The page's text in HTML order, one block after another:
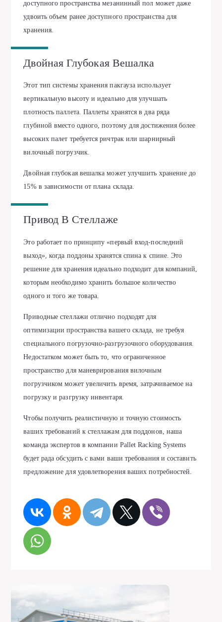
доступного пространства мезанинный пол может даже
удвоить объем ранее доступного пространства для
хранения.
Двойная Глубокая Вешалка
Этот тип системы хранения пакгауза использует
вертикальную высоту и идеально для улучшать
плотность паллета. Паллеты хранятся в два ряда
глубиной вместо одного, поэтому для достижения более
высоких палет требуется ричтрак или шарнирный
вилочный погрузчик.
Двойная глубокая вешалка может улучшить хранение до
15% в зависимости от плана склада.
Привод В Стеллаже
Это работает по принципу «первый вход-последний
выход», когда поддоны хранятся спина к спине. Это
решение для хранения идеально подходит для компаний,
которым необходимо хранить большое количество
одного и того же товара.
Приводные стеллажи отлично подходят для
оптимизации пространства вашего склада, не требуя
специального погрузочно-разгрузочного оборудования.
Недостатком может быть то, что ограниченное
пространство для маневрирования вилочным
погрузчиком может увеличить время, затрачиваемое на
погрузку и разгрузку инвентаря.
Чтобы получить реалистичную и точную стоимость
ваших требований к стеллажам для поддонов, наша
команда экспертов в компании Pallet Racking Systems
будет рада обсудить с вами ваши требования и составить
предложение для удовлетворения ваших потребностей.